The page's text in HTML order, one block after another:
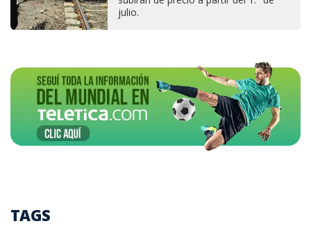
julio.
TAGS